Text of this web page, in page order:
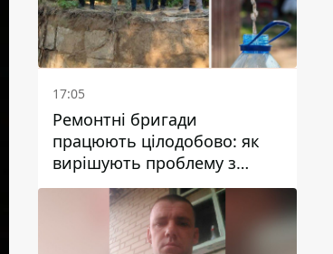
17:05
Ремонтні бригади
працюють цілодобово: як
вирішують проблему з
водою у Марганецькій
громаді